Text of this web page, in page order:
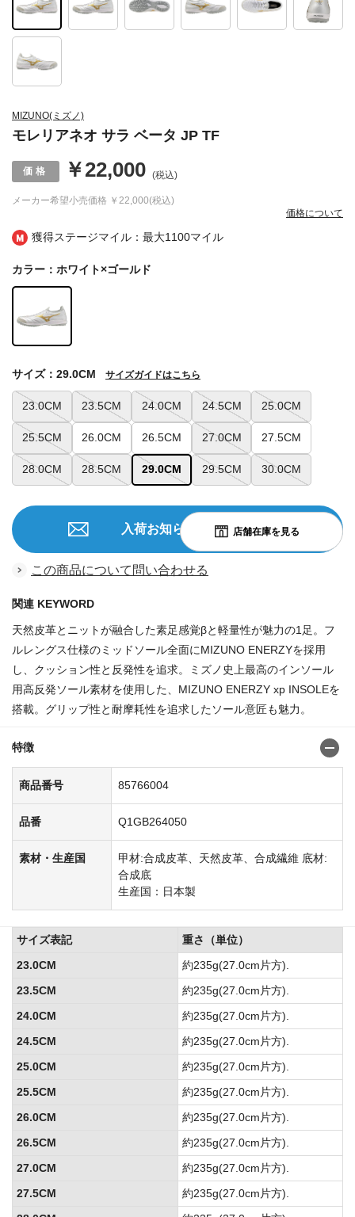
獲得ステージマイル：最大1100マイル
MIZUNO(ミズノ)
モレリアネオ サラ ベータ JP TF
メーカー希望小売価格 ￥22,000(税込)
￥22,000 (税込)
価格について
カラー：ホワイト×ゴールド
23.0CM 23.5CM 24.0CM 24.5CM 25.0CM
25.5CM 26.0CM 26.5CM 27.0CM 27.5CM
28.0CM 28.5CM 29.0CM 29.5CM 30.0CM
サイズ：29.0CM サイズガイドはこちら
入荷お知らせを申込む
この商品について問い合わせる
関連 KEYWORD
天然皮革とニットが融合した素足感覚βと軽量性が魅力の1足。フ
ルレングス仕様のミッドソール全面にMIZUNO ENERZYを採用
し、クッション性と反発性を追求。ミズノ史上最高のインソール
用高反発ソール素材を使用した、MIZUNO ENERZY xp INSOLEを
搭載。グリップ性と耐摩耗性を追求したソール意匠も魅力。
特徴
商品番号 85766004
品番 Q1GB264050
素材・生産国
甲材:合成皮革、天然皮革、合成繊維 底材:
合成底
生産国：日本製
サイズ表記
重さ（単位）
23.0CM
約235g(27.0cm片方).
23.5CM
約235g(27.0cm片方).
24.0CM
約235g(27.0cm片方).
24.5CM
約235g(27.0cm片方).
25.0CM
約235g(27.0cm片方).
25.5CM
約235g(27.0cm片方).
26.0CM
約235g(27.0cm片方).
26.5CM
約235g(27.0cm片方).
27.0CM
約235g(27.0cm片方).
27.5CM
約235g(27.0cm片方).